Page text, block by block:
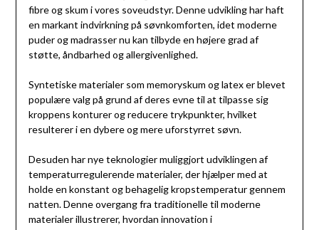
fibre og skum i vores soveudstyr. Denne udvikling har haft
en markant indvirkning på søvnkomforten, idet moderne
puder og madrasser nu kan tilbyde en højere grad af
støtte, åndbarhed og allergivenlighed.
Syntetiske materialer som memoryskum og latex er blevet
populære valg på grund af deres evne til at tilpasse sig
kroppens konturer og reducere trykpunkter, hvilket
resulterer i en dybere og mere uforstyrret søvn.
Desuden har nye teknologier muliggjort udviklingen af
temperaturregulerende materialer, der hjælper med at
holde en konstant og behagelig kropstemperatur gennem
natten. Denne overgang fra traditionelle til moderne
materialer illustrerer, hvordan innovation i